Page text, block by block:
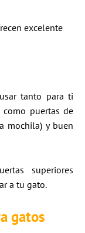
excelente
tanto para ti
como puertas de
mochila) y buen
superiores
a tu gato.
gatos